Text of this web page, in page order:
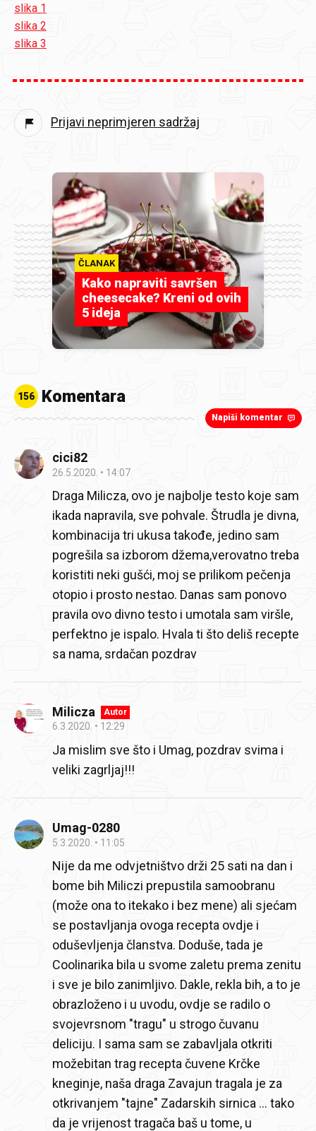
slika 1
slika 2
slika 3
Prijavi neprimjeren sadržaj
ČLANAK
Kako napraviti savršen
cheesecake? Kreni od ovih
5 ideja
156 Komentara
Napiši komentar
cici82
26.5.2020. 14:07
Draga Milicza, ovo je najbolje testo koje sam
ikada napravila, sve pohvale. Štrudla je divna,
kombinacija tri ukusa takođe, jedino sam
pogrešila sa izborom džema,verovatno treba
koristiti neki gušći, moj se prilikom pečenja
otopio i prosto nestao. Danas sam ponovo
pravila ovo divno testo i umotala sam viršle,
perfektno je ispalo. Hvala ti što deliš recepte
sa nama, srdačan pozdrav
Milicza Autor
6.3.2020. 12:29
Ja mislim sve što i Umag, pozdrav svima i
veliki zagrljaj!!!
Umag-0280
5.3.2020. 11:05
Nije da me odvjetništvo drži 25 sati na dan i
bome bih Miliczi prepustila samoobranu
(može ona to itekako i bez mene) ali sjećam
se postavljanja ovoga recepta ovdje i
oduševljenja članstva. Doduše, tada je
Coolinarika bila u svome zaletu prema zenitu
i sve je bilo zanimljivo. Dakle, rekla bih, a to je
obrazloženo i u uvodu, ovdje se radilo o
svojevrsnom "tragu" u strogo čuvanu
deliciju. I sama sam se zabavljala otkriti
možebitan trag recepta čuvene Krčke
kneginje, naša draga Zavajun tragala je za
otkrivanjem "tajne" Zadarskih sirnica ... tako
da je vrijenost tragača baš u tome, u